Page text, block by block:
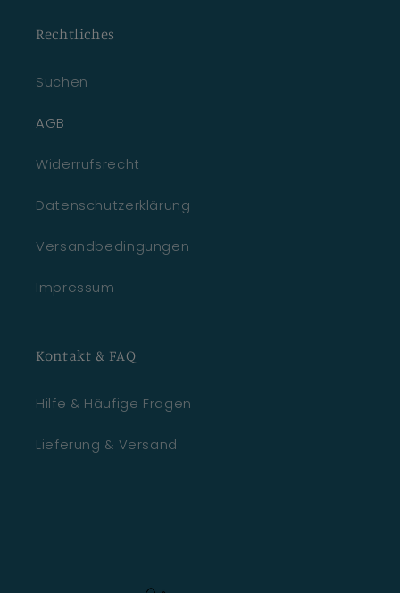
Rechtliches
Suchen
AGB
Widerrufsrecht
Datenschutzerklärung
Versandbedingungen
Impressum
Kontakt & FAQ
Hilfe & Häufige Fragen
Lieferung & Versand